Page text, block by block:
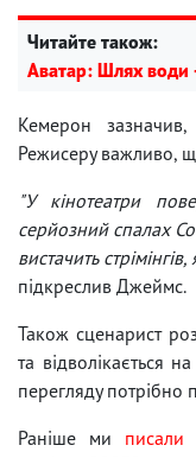
Читайте також:
Аватар: Шлях води
Кемерон
Режисеру важливо,
"У кінотеатри
серйозний спалах
вистачить
підкреслив Джеймс.
Також сценарист
та відволікається
перегляду потрібно
Раніше ми писали